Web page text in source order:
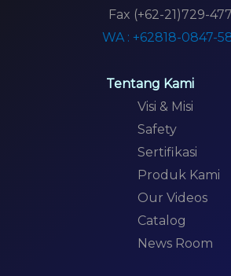
Fax (+62-21)729-
WA : +62818-0847-
Tentang Kami
Visi & Misi
Safety
Sertifikasi
Produk Kami
Our Videos
Catalog
News Room